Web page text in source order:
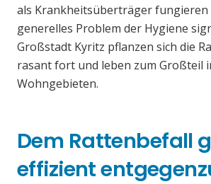
als Krankheitsüberträger fungieren
generelles Problem der Hygiene
Großstadt Kyritz pflanzen sich die
rasant fort und leben zum Großteil
Wohngebieten.
Dem Rattenbefall
effizient